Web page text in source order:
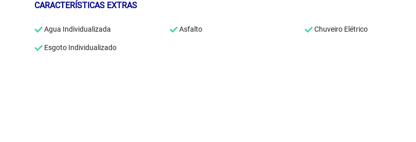
CARACTERÍSTICAS EXTRAS
Agua Individualizada Asfalto Chuveiro Elétrico
Esgoto Individualizado